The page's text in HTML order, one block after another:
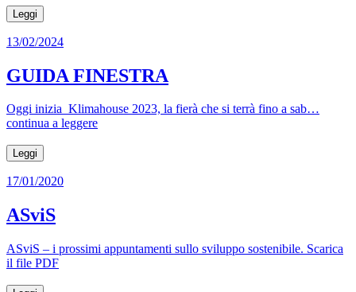
Leggi
13/02/2024
GUIDA FINESTRA
Oggi inizia Klimahouse 2023, la fierà che si terrà fino a sab…
continua a leggere
Leggi
17/01/2020
ASviS
ASviS – i prossimi appuntamenti sullo sviluppo sostenibile. Scarica
il file PDF